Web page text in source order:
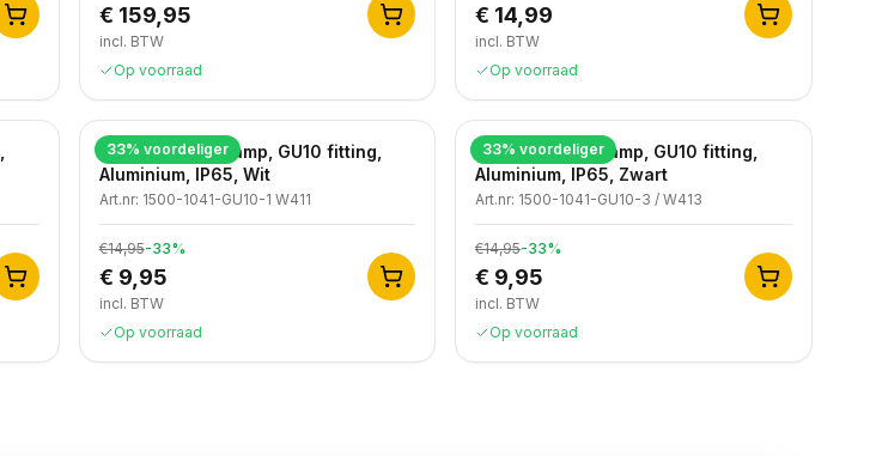
€ 159,95
incl. BTW
Op voorraad
€ 14,99
incl. BTW
Op voorraad
33% voordeliger
Moderne wandlamp, GU10 fitting,
Aluminium, IP65, Wit
Art.nr: 1500-1041-GU10-1 W411
€14,95-33%
€ 9,95
incl. BTW
Op voorraad
33% voordeliger
Moderne wandlamp, GU10 fitting,
Aluminium, IP65, Zwart
Art.nr: 1500-1041-GU10-3 / W413
€14,95-33%
€ 9,95
incl. BTW
Op voorraad